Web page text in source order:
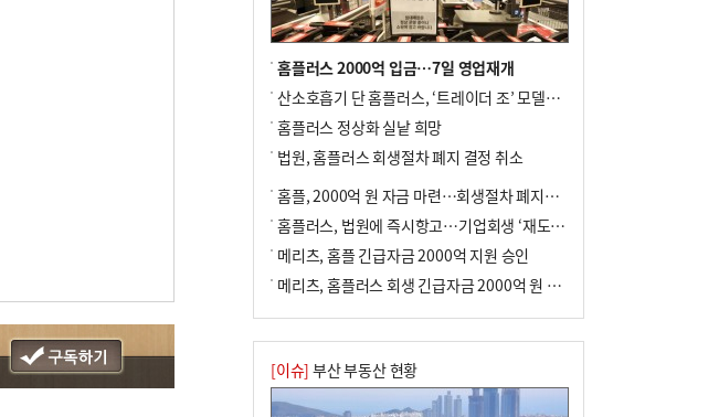
홈플러스 2000억 입금…7일 영업재개
산소호흡기 단 홈플러스, ‘트레이더 조’ 모델로 살아날까
홈플러스 정상화 실낱 희망
법원, 홈플러스 회생절차 폐지 결정 취소
홈플, 2000억 원 자금 마련…회생절차 폐지에 즉시항고(종합)
홈플러스, 법원에 즉시항고…기업회생 ‘재도전’
메리츠, 홈플 긴급자금 2000억 지원 승인
메리츠, 홈플러스 회생 긴급자금 2000억 원 지원 승인
[이슈] 부산 부동산 현황